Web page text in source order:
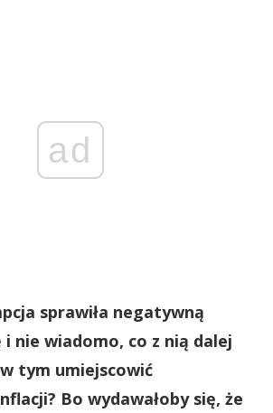
ad
sprawiła negatywną
i nie wiadomo, co z nią dalej
tym umiejscowić
Bo wydawałoby się, że